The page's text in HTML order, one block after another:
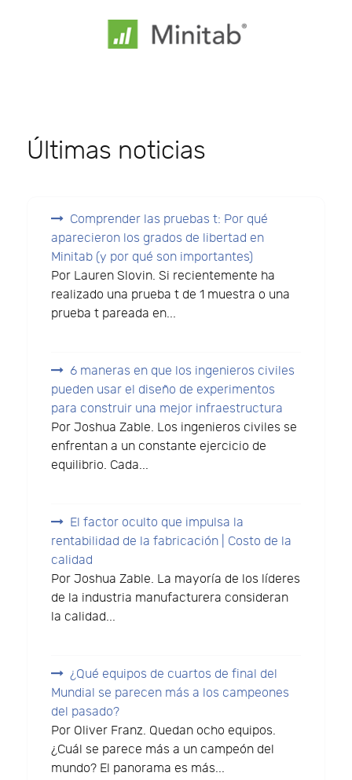
Últimas noticias
Comprender las pruebas t: Por qué
aparecieron los grados de libertad en
Minitab (y por qué son importantes)
Por Lauren Slovin. Si recientemente ha
realizado una prueba t de 1 muestra o una
prueba t pareada en...
6 maneras en que los ingenieros civiles
pueden usar el diseño de experimentos
para construir una mejor infraestructura
Por Joshua Zable. Los ingenieros civiles se
enfrentan a un constante ejercicio de
equilibrio. Cada...
El factor oculto que impulsa la
rentabilidad de la fabricación | Costo de la
calidad
Por Joshua Zable. La mayoría de los líderes
de la industria manufacturera consideran
la calidad...
¿Qué equipos de cuartos de final del
Mundial se parecen más a los campeones
del pasado?
Por Oliver Franz. Quedan ocho equipos.
¿Cuál se parece más a un campeón del
mundo? El panorama es más...